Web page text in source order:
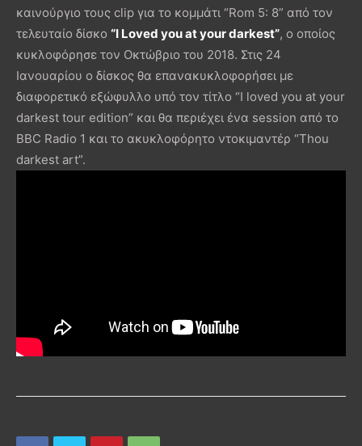
καινούργιο τους clip για το κομμάτι “Rom 5: 8” από τον
τελευταίο δίσκο “I Loved you at your darkest”, ο οποίος
κυκλοφόρησε τον Οκτώβριο του 2018. Στις 24
Ιανουαρίου ο δίσκος θα επανακυκλοφορήσει με
διαφορετικό εξώφυλλο υπό τον τίτλο “I loved you at your
darkest tour edition” και θα περιέχει ένα session από το
BBC Radio 1 και το ακυκλοφόρητο ντοκιμαντέρ “Thou
darkest art”.